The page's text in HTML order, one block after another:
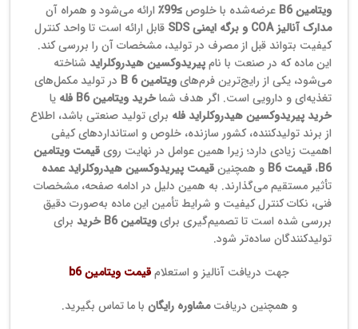
ویتامین B6
عرضه‌شده با خلوص≥99٪
ارائه می‌شود و همراه آن
مدارک آنالیز COA و برگه ایمنی SDS
قابل ارائه است تا واحد کنترل
کیفیت بتواند قبل از مصرف در تولید، مشخصات آن را بررسی کند.
این ماده که در صنعت با نامپیریدوکسین هیدروکلراید شناخته
می‌شود، یکی از رایج‌ترین فرم‌هایویتامین B 6
در تولید مکمل‌های
تغذیه‌ای و دارویی است. اگر هدف شماخرید ویتامین B6 فله
یا
خرید پیریدوکسین هیدروکلراید فله برای تولید صنعتی باشد، اطلاع
از برند تولیدکننده، کشور سازنده، خلوص و استانداردهای کیفی
اهمیت زیادی دارد؛ زیرا همین عوامل در نهایت رویقیمت ویتامین
B6، قیمت B6 و همچنینقیمت پیریدوکسین هیدروکلراید عمده
تأثیر مستقیم می‌گذارند. به همین دلیل در ادامه صفحه، مشخصات
فنی، نکات کنترل کیفیت و شرایط تأمین این ماده به‌صورت دقیق
بررسی شده است تا تصمیم‌گیری برایویتامین B6 خرید
برای
تولیدکنندگان ساده‌تر شود.
جهت دریافت آنالیز و استعلامقیمت ویتامین b6
و همچنین دریافتمشاوره رایگان با ما تماس بگیرید.